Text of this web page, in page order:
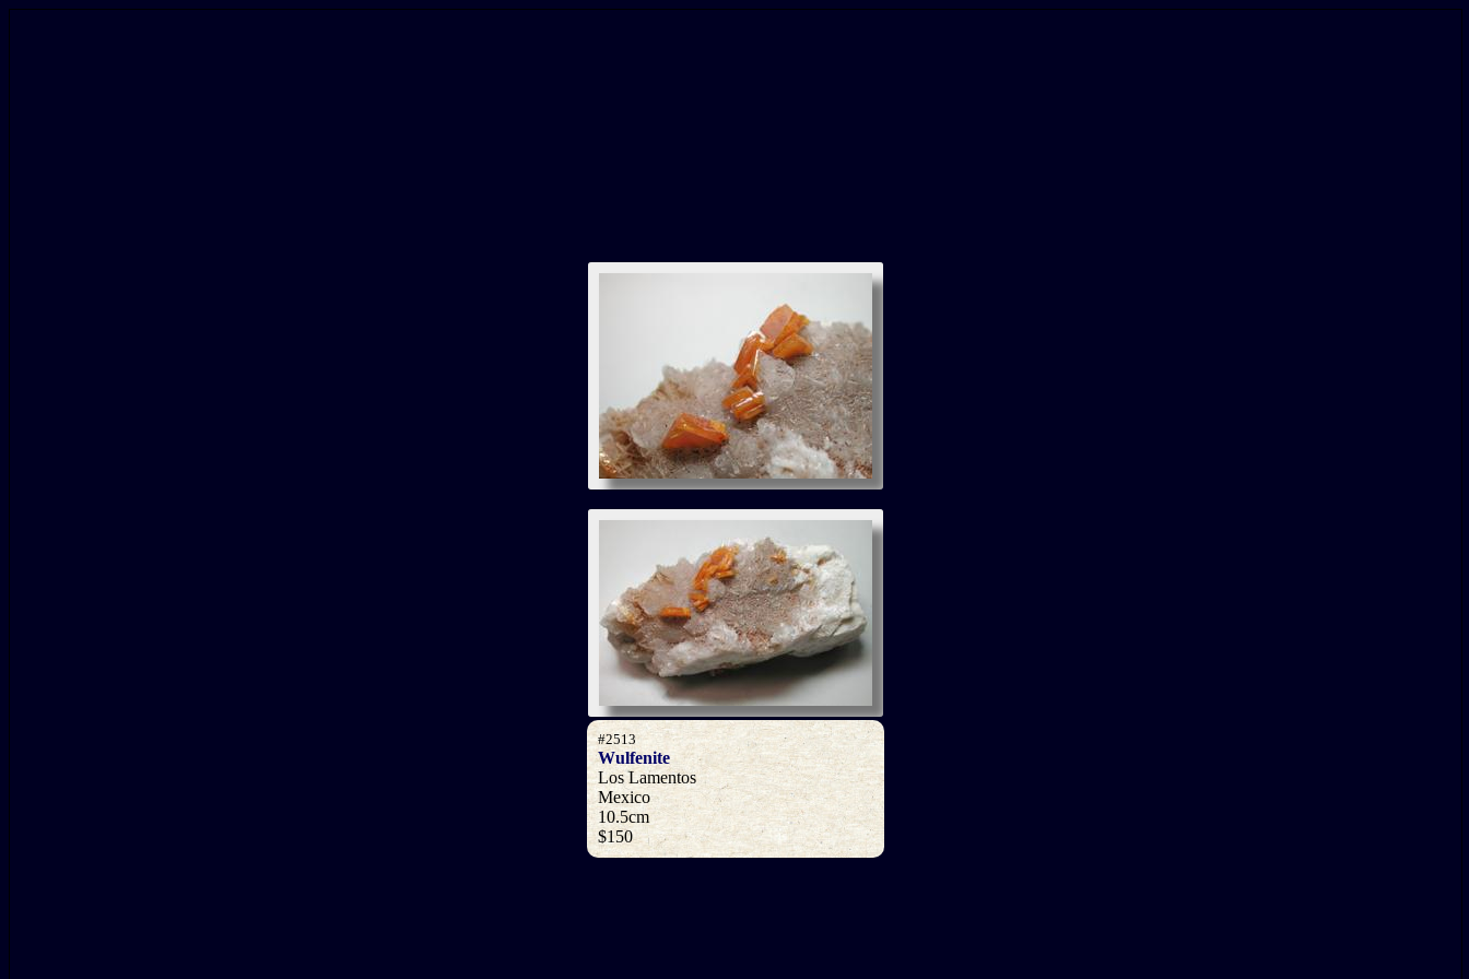
#2513
Wulfenite
Los Lamentos
Mexico
10.5cm
$150